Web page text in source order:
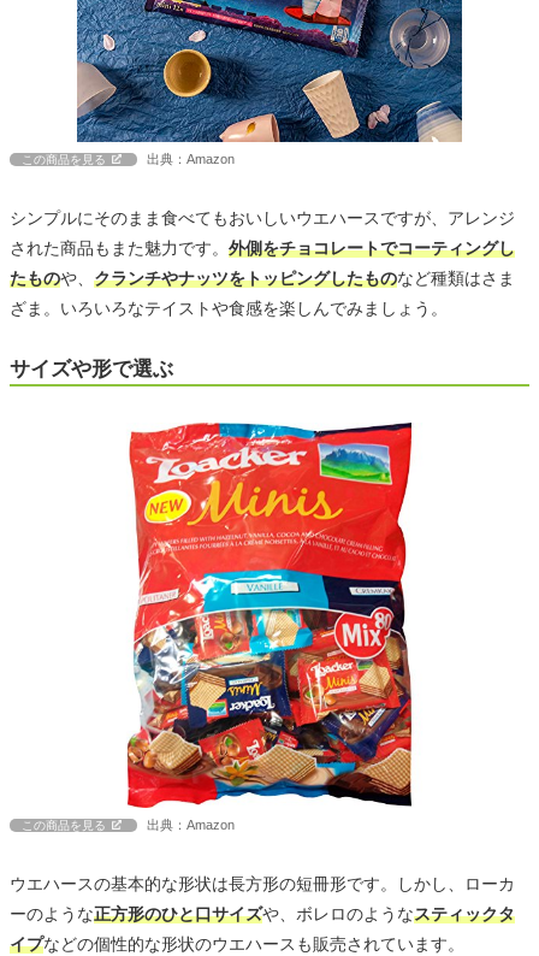
この商品を見る 出典：Amazon
シンプルにそのまま食べてもおいしいウエハースですが、アレンジ
された商品もまた魅力です。 外側をチョコレートでコーティングし
たものや、 クランチやナッツをトッピングしたものなど種類はさま
ざま。いろいろなテイストや食感を楽しんでみましょう。
サイズや形で選ぶ
この商品を見る 出典：Amazon
ウエハースの基本的な形状は長方形の短冊形です。しかし、ローカ
ーのような正方形のひと口サイズや、ボレロのようなスティックタ
イプなどの個性的な形状のウエハースも販売されています。